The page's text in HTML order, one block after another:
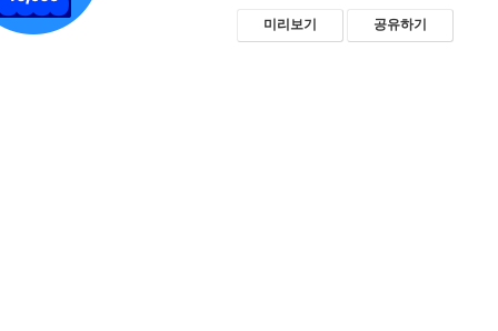
미리보기 공유하기